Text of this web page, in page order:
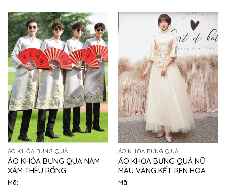
ÁO KHỎA BƯNG QUẢ
ÁO KHỎA BƯNG QUẢ NAM
XÁM THÊU RỒNG
Mã:
ÁO KHỎA BƯNG QUẢ
ÁO KHỎA BƯNG QUẢ NỮ
MÀU VÀNG KẾT REN HOA
Mã: